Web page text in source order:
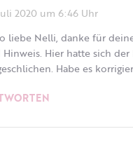
2020 um 6:46 Uhr
liebe Nelli, danke für
Hinweis. Hier hatte sich
Habe es